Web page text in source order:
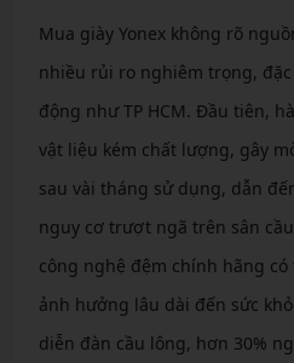
Mua giày Yonex không rõ
nhiều rủi ro nghiêm trọng,
động như TP HCM. Đầu tiên,
vật liệu kém chất lượng, gây
sau vài tháng sử dụng, dẫn
nguy cơ trượt ngã trên sân
công nghệ đệm chính hãng
ảnh hưởng lâu dài đến sức
diễn đàn cầu lông, hơn 30%